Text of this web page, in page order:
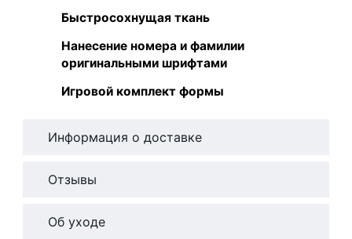
Быстросохнущая ткань
Нанесение номера и фамилии
оригинальными шрифтами
Игровой комплект формы
Информация о доставке
Отзывы
Об уходе